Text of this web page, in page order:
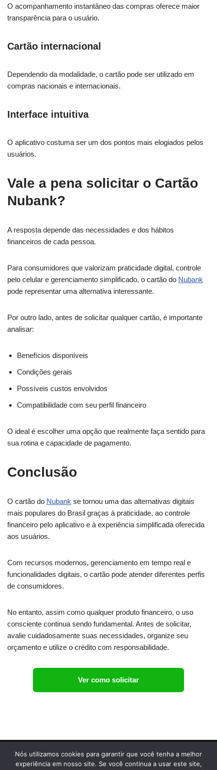
O acompanhamento instantâneo das compras oferece maior
transparência para o usuário.
Cartão internacional
Dependendo da modalidade, o cartão pode ser utilizado em
compras nacionais e internacionais.
Interface intuitiva
O aplicativo costuma ser um dos pontos mais elogiados pelos
usuários.
Vale a pena solicitar o Cartão
Nubank?
A resposta depende das necessidades e dos hábitos
financeiros de cada pessoa.
Para consumidores que valorizam praticidade digital, controle
pelo celular e gerenciamento simplificado, o cartão do Nubank
pode representar uma alternativa interessante.
Por outro lado, antes de solicitar qualquer cartão, é importante
analisar:
Benefícios disponíveis
Condições gerais
Possíveis custos envolvidos
Compatibilidade com seu perfil financeiro
O ideal é escolher uma opção que realmente faça sentido para
sua rotina e capacidade de pagamento.
Conclusão
O cartão do Nubank se tornou uma das alternativas digitais
mais populares do Brasil graças à praticidade, ao controle
financeiro pelo aplicativo e à experiência simplificada oferecida
aos usuários.
Com recursos modernos, gerenciamento em tempo real e
funcionalidades digitais, o cartão pode atender diferentes perfis
de consumidores.
No entanto, assim como qualquer produto financeiro, o uso
consciente continua sendo fundamental. Antes de solicitar,
avalie cuidadosamente suas necessidades, organize seu
orçamento e utilize o crédito com responsabilidade.
Ver como solicitar
+55 6293033883
Nós utilizamos cookies para garantir que você tenha a melhor
experiência em nosso site. Se você continua a usar este site,